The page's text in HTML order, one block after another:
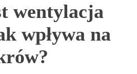
wentylacja
wpływa na